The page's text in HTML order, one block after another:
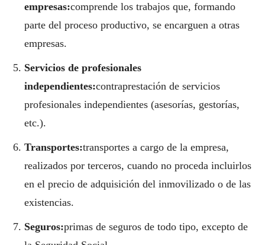
empresas:comprende los trabajos que, formando
parte del proceso productivo, se encarguen a otras
empresas.
Servicios de profesionales
independientes:contraprestación de servicios
profesionales independientes (asesorías, gestorías,
etc.).
Transportes:transportes a cargo de la empresa,
realizados por terceros, cuando no proceda incluirlos
en el precio de adquisición del inmovilizado o de las
existencias.
Seguros:primas de seguros de todo tipo, excepto de